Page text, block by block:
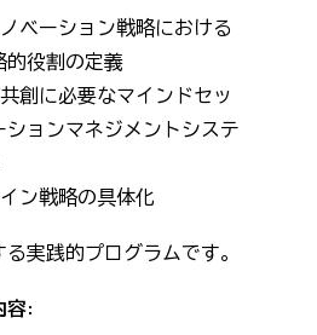
ベーション戦略における
的役割の定義
創に必要なマインドセッ
ションマネジメントシステ
ン戦略の具体化
実践的プログラムです。
容: